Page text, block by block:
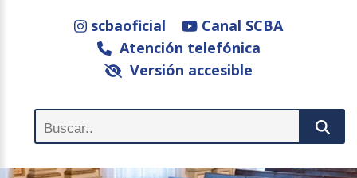
scbaoficial
Canal SCBA
Atención telefónica
Versión accesible